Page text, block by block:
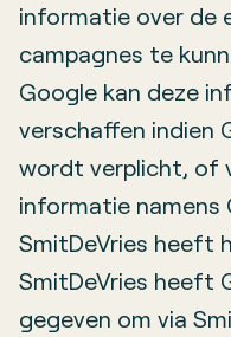
informatie over de
campagnes te
Google kan deze
verschaffen indien
wordt verplicht, of
informatie namens
SmitDeVries heeft
SmitDeVries heeft
gegeven om via